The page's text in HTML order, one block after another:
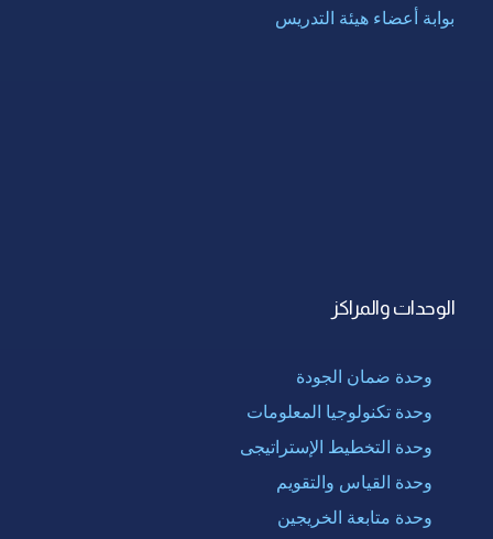
بوابة أعضاء هيئة التدريس
الوحدات والمراكز
وحدة ضمان الجودة
وحدة تكنولوجيا المعلومات
وحدة التخطيط الإستراتيجى
وحدة القياس والتقويم
وحدة متابعة الخريجين